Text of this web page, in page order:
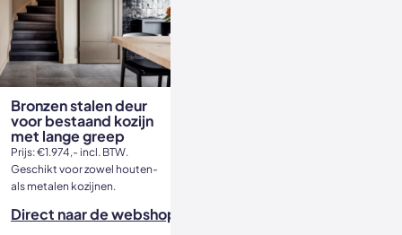
Bronzen stalen deur
voor bestaand kozijn
met lange greep
Prijs: €1.974,- incl. BTW.
Geschikt voor zowel houten-
als metalen kozijnen.
Direct naar de webshop